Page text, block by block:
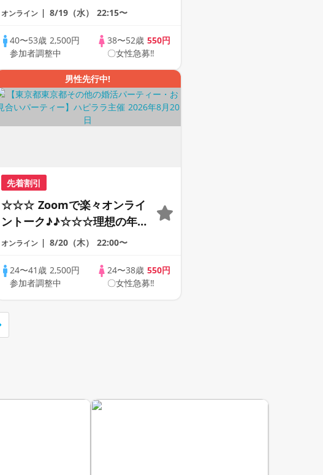
ートの出会い応援♪♪ おうち
の方が対象☆ 司会進行あり
♪♪ THE 42s ONLINE
PARTY!!
オンライン 8/19（水） 22:15〜
40〜53歳2,500円
参加者調整中
38〜52歳 550円
〇女性急募‼
男性先行中!
先着割引
☆☆☆ Zoomで楽々オンライ
ントーク♪♪☆☆☆理想の年の
差♪♪ そろそろ・・・素敵な
アルなオンライン婚活☆全国
の方が対象☆司会進行あり♪♪
オンライン 8/20（木） 22:00〜
24〜41歳2,500円
参加者調整中
24〜38歳 550円
〇女性急募‼